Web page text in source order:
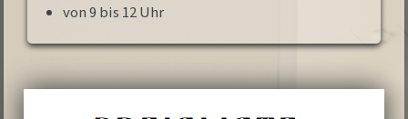
von 9 bis 12 Uhr